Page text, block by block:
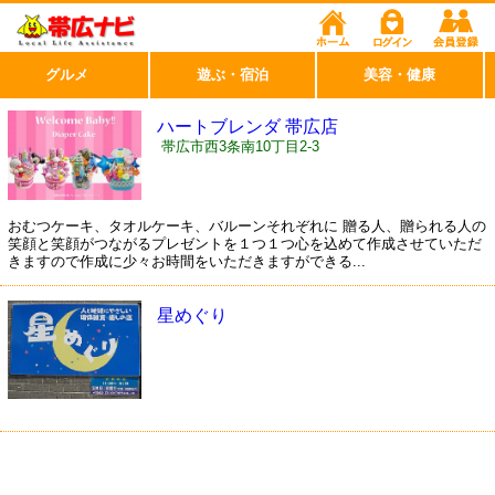
ハートブレンダ 帯広店
帯広市西3条南10丁目2-3
おむつケーキ、タオルケーキ、バルーンそれぞれに 贈る人、贈られる人の
笑顔と笑顔がつながるプレゼントを１つ１つ心を込めて作成させていただ
きますので作成に少々お時間をいただきますができる...
星めぐり
グルメ 遊ぶ・宿泊 美容・健康